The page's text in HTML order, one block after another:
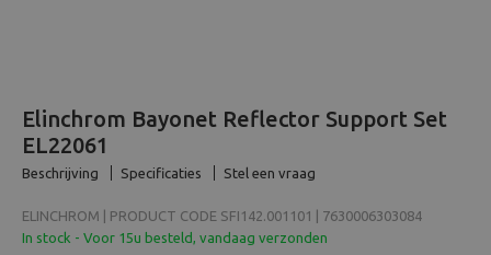
Analoog
Elinchrom Bayonet Reflector Support Set
EL22061
Beschrijving Specificaties Stel een vraag
ELINCHROM | PRODUCT CODE SFI142.001101 | 7630006303084
In stock - Voor 15u besteld, vandaag verzonden